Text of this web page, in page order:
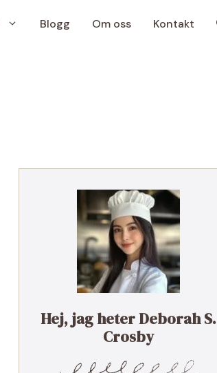
Blogg Om oss Kontakt
Hej, jag heter Deborah S.
Crosby